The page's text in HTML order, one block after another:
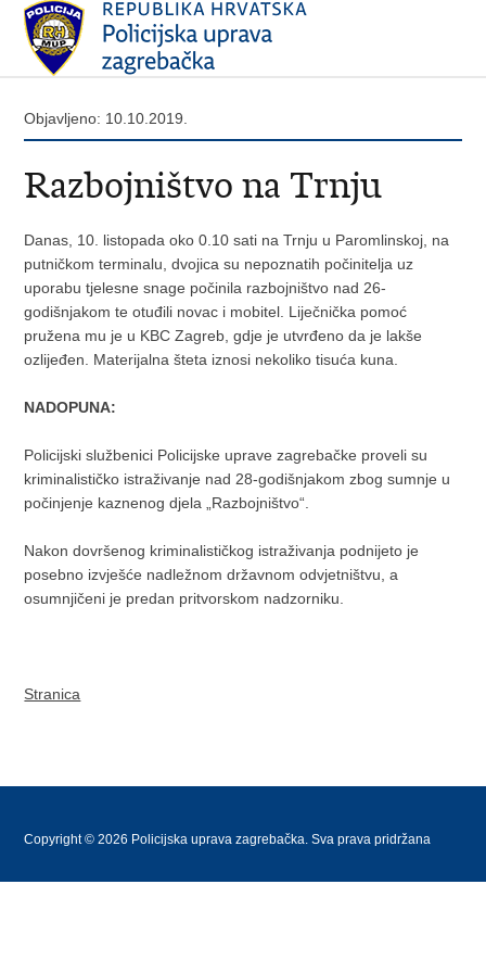
Objavljeno: 10.10.2019.
Razbojništvo na Trnju
Danas, 10. listopada oko 0.10 sati na Trnju u Paromlinskoj, na
putničkom terminalu, dvojica su nepoznatih počinitelja uz
uporabu tjelesne snage počinila razbojništvo nad 26-
godišnjakom te otuđili novac i mobitel. Liječnička pomoć
pružena mu je u KBC Zagreb, gdje je utvrđeno da je lakše
ozlijeđen. Materijalna šteta iznosi nekoliko tisuća kuna.
NADOPUNA:
Policijski službenici Policijske uprave zagrebačke proveli su
kriminalističko istraživanje nad 28-godišnjakom zbog sumnje u
počinjenje kaznenog djela „Razbojništvo“.
Nakon dovršenog kriminalističkog istraživanja podnijeto je
posebno izvješće nadležnom državnom odvjetništvu, a
osumnjičeni je predan pritvorskom nadzorniku.
Stranica
Copyright © 2026 Policijska uprava zagrebačka. Sva prava pridržana